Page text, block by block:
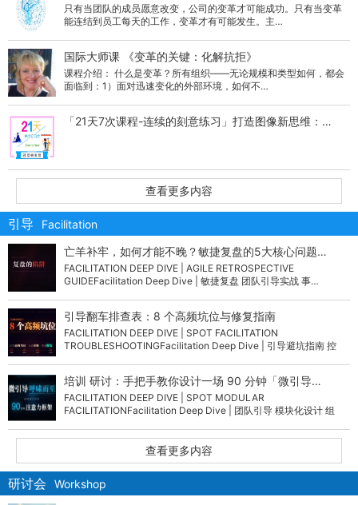
只有当团队的成员愿意改变，公司的变革才可能成功。只有当变革
能连结到员工每天的工作，变革才有可能发生。主…
国际大师课 《变革的关键：化解抗拒》
课程介绍： 什么是变革？所有组织——无论规模和类型如何，都会
面临到：1）面对迅速变化的外部环境，如何不…
「21天7次课程-连续的刻意练习」打造图像新思维：…
查看更多内容
引导
Facilitation
亡羊补牢，如何才能不晚？敏捷复盘的5大核心问题…
FACILITATION DEEP DIVE | AGILE RETROSPECTIVE
GUIDEFacilitation Deep Dive | 敏捷复盘 团队引导实战 事…
引导翻车排查表：8 个高频坑位与修复指南
FACILITATION DEEP DIVE | SPOT FACILITATION
TROUBLESHOOTINGFacilitation Deep Dive | 引导避坑指南 控
培训 研讨：手把手教你设计一场 90 分钟「微引导…
FACILITATION DEEP DIVE | SPOT MODULAR
FACILITATIONFacilitation Deep Dive | 团队引导 模块化设计 组
查看更多内容
研讨会 Workshop